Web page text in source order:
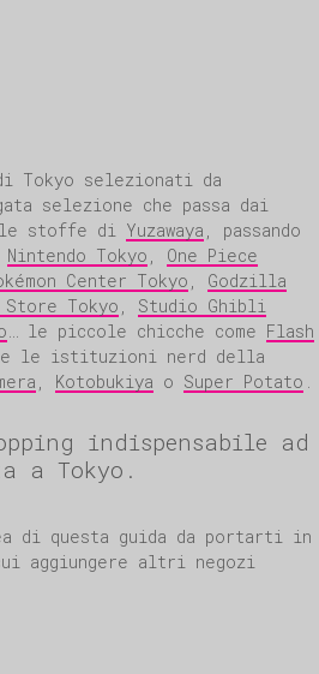
Tokyo selezionati da
selezione che passa dai
stoffe di Yuzawaya , passando
Nintendo Tokyo , One Piece
Center Tokyo , Godzilla
Store Tokyo , Studio Ghibli
… le piccole chicche come Flash
e le istituzioni nerd della
, Kotobukiya o Super Potato .
indispensabile ad
a Tokyo.
di questa guida da portarti in
aggiungere altri negozi